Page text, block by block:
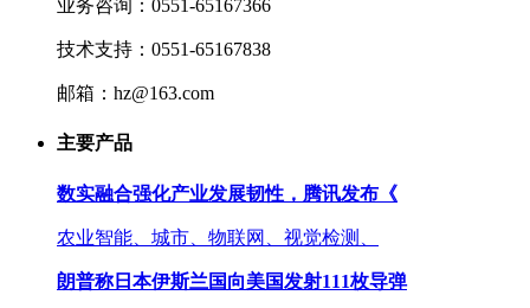
业务咨询：0551-65167366
技术支持：0551-65167838
邮箱：hz@163.com
主要产品
数实融合强化产业发展韧性，腾讯发布《
农业智能、城市、物联网、视觉检测、
朗普称日本伊斯兰国向美国发射111枚导弹